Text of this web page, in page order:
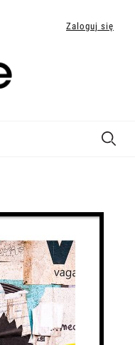
Zaloguj się